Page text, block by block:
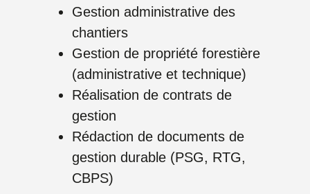
Gestion administrative des
chantiers
Gestion de propriété forestière
(administrative et technique)
Réalisation de contrats de
gestion
Rédaction de documents de
gestion durable (PSG, RTG,
CBPS)